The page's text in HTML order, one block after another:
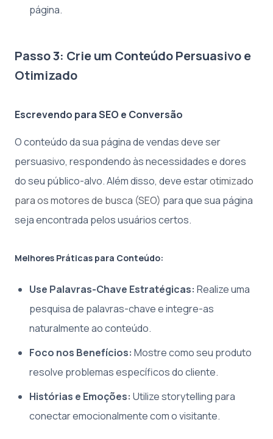
página.
Passo 3: Crie um Conteúdo Persuasivo e
Otimizado
Escrevendo para SEO e Conversão
O conteúdo da sua página de vendas deve ser
persuasivo, respondendo às necessidades e dores
do seu público-alvo. Além disso, deve estarotimizado
para os motores de busca (SEO) para que sua página
seja encontrada pelos usuários certos.
Melhores Práticas para Conteúdo:
Use Palavras-Chave Estratégicas: Realize uma
pesquisa de palavras-chave e integre-as
naturalmente ao conteúdo.
Foco nos Benefícios: Mostre como seu produto
resolve problemas específicos do cliente.
Histórias e Emoções: Utilize storytelling para
conectar emocionalmente com o visitante.